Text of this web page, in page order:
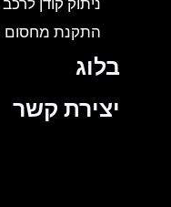
התקנת מחסום חניה
בלוג
יצירת קשר